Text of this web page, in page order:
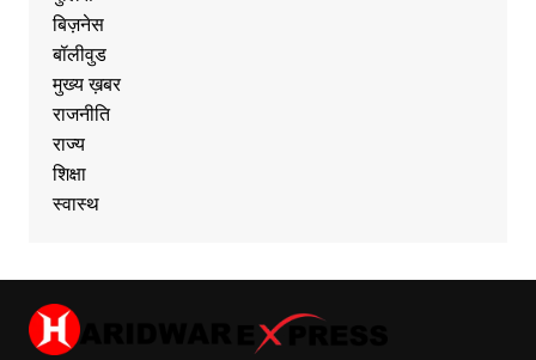
बिज़नेस
बॉलीवुड
मुख्य ख़बर
राजनीति
राज्य
शिक्षा
स्वास्थ